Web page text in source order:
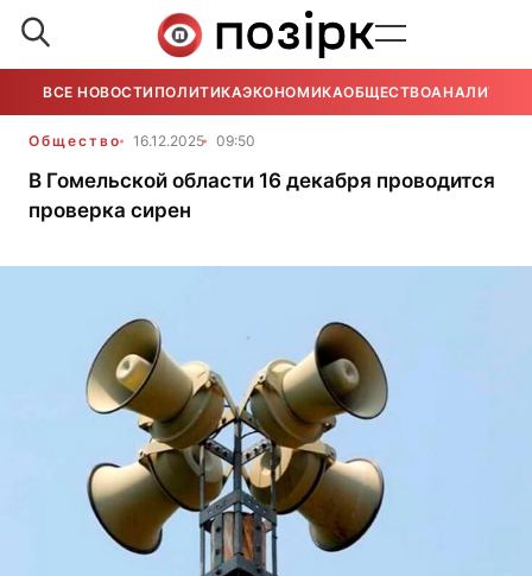
ВСЕ НОВОСТИ ПОЛИТИКАЭКОНОМИКАОБЩЕСТВОАНАЛИТИКА
Общество 16.12.2025 09:50
В Гомельской области 16 декабря проводится
проверка сирен